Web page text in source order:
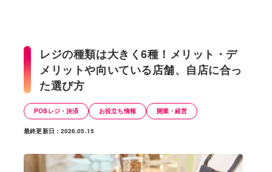
レジの種類は大きく6種！メリット・デ
メリットや向いている店舗、自店に合っ
た選び方
POSレジ・決済 お役立ち情報 開業・経営
最終更新日：2026.05.15